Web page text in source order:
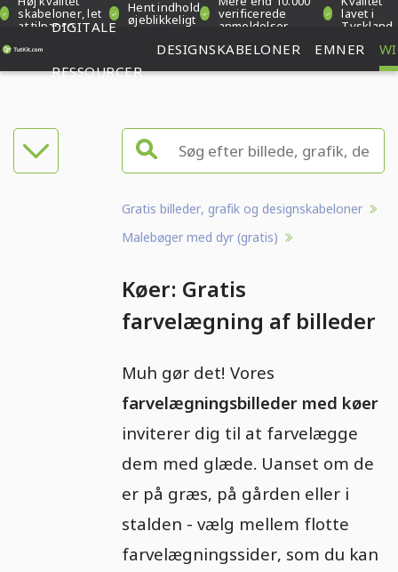
skabeloner, let
at tilpasse
Hent indhold
øjeblikkeligt verificerede
anmeldelser
lavet i
Tyskland
DIGITALE
RESSOURCER
DESIGNSKABELONER EMNER
Gratis billeder, grafik og designskabeloner
Malebøger med dyr (gratis)
Køer: Gratis
farvelægning af billeder
Muh gør det! Vores
farvelægningsbilleder med køer
inviterer dig til at farvelægge
dem med glæde. Uanset om de
er på græs, på gården eller i
stalden - vælg mellem flotte
farvelægningssider, som du kan